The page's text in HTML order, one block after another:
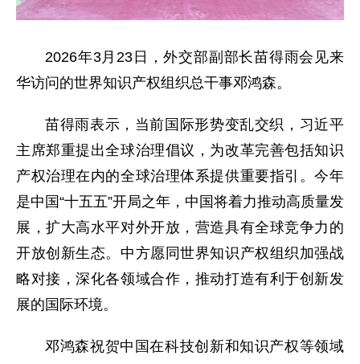
2026年3月23日，外交部副部长苗得雨会见来
华访问的世界知识产权组织总干事邓鸿森。
苗得雨表示，当前国际形势变乱交织，习近平
主席郑重提出全球治理倡议，为改革完善包括知识
产权治理在内的全球治理体系提供重要指引。今年
是中国“十五五”开局之年，中国将着力推动高质量发
展，扩大高水平对外开放，营造具有全球竞争力的
开放创新生态。中方愿同世界知识产权组织加强战
略对接，深化各领域合作，推动打造有利于创新发
展的国际环境。
邓鸿森祝贺中国在科技创新和知识产权等领域